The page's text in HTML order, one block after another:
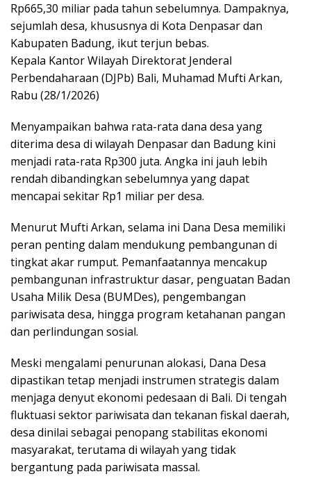
Rp665,30 miliar pada tahun sebelumnya. Dampaknya,
sejumlah desa, khususnya di Kota Denpasar dan
Kabupaten Badung, ikut terjun bebas.
Kepala Kantor Wilayah Direktorat Jenderal
Perbendaharaan (DJPb) Bali, Muhamad Mufti Arkan,
Rabu (28/1/2026)
Menyampaikan bahwa rata-rata dana desa yang
diterima desa di wilayah Denpasar dan Badung kini
menjadi rata-rata Rp300 juta. Angka ini jauh lebih
rendah dibandingkan sebelumnya yang dapat
mencapai sekitar Rp1 miliar per desa.
Menurut Mufti Arkan, selama ini Dana Desa memiliki
peran penting dalam mendukung pembangunan di
tingkat akar rumput. Pemanfaatannya mencakup
pembangunan infrastruktur dasar, penguatan Badan
Usaha Milik Desa (BUMDes), pengembangan
pariwisata desa, hingga program ketahanan pangan
dan perlindungan sosial.
Meski mengalami penurunan alokasi, Dana Desa
dipastikan tetap menjadi instrumen strategis dalam
menjaga denyut ekonomi pedesaan di Bali. Di tengah
fluktuasi sektor pariwisata dan tekanan fiskal daerah,
desa dinilai sebagai penopang stabilitas ekonomi
masyarakat, terutama di wilayah yang tidak
bergantung pada pariwisata massal.